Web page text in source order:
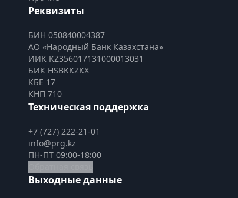
Реквизиты
БИН 050840004387
АО «Народный Банк Казахстана»
ИИК KZ356017131000013031
БИК HSBKKZKX
КБЕ 17
КНП 710
Техническая поддержка
+7 (727) 222-21-01
info@prg.kz
ПН-ПТ 09:00-18:00
Выходные данные